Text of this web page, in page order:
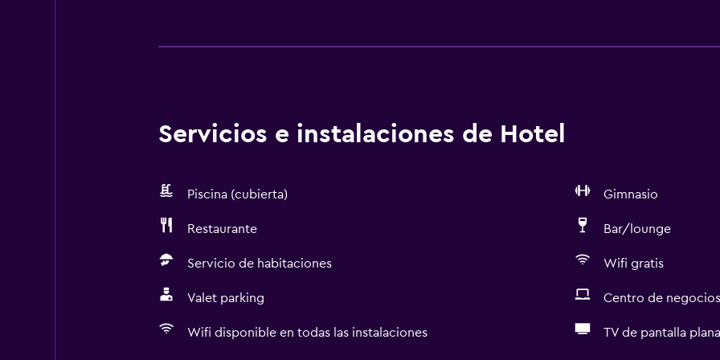
Servicios e instalaciones de Hotel
Piscina (cubierta) Gimnasio
Restaurante Bar/lounge
Servicio de habitaciones Wifi gratis
Valet parking Centro de negocios
Wifi disponible en todas las instalaciones TV de pantalla plana